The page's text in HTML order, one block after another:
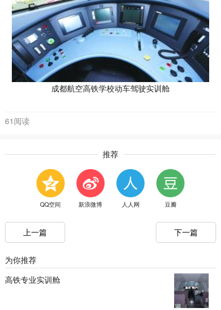
成都航空高铁学校动车驾驶实训舱
61阅读
推荐
QQ空间 新浪微博 人人网 豆瓣
上一篇 下一篇
为你推荐
高铁专业实训舱